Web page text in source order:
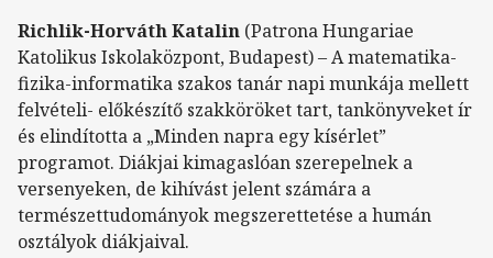
Richlik-Horváth Katalin (Patrona Hungariae
Katolikus Iskolaközpont, Budapest) – A matematika-
fizika-informatika szakos tanár napi munkája mellett
felvételi- előkészítő szakköröket tart, tankönyveket ír
és elindította a „Minden napra egy kísérlet”
programot. Diákjai kimagaslóan szerepelnek a
versenyeken, de kihívást jelent számára a
természettudományok megszerettetése a humán
osztályok diákjaival.